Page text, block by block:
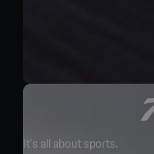
It's all about sports.